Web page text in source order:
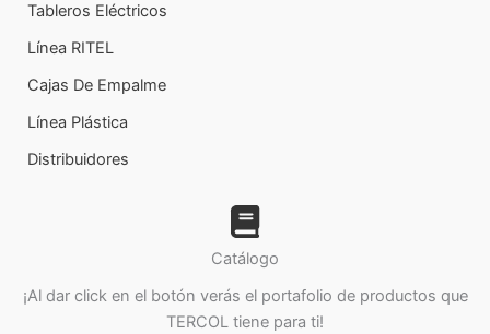
Tableros Eléctricos
Línea RITEL
Cajas De Empalme
Línea Plástica
Distribuidores
Catálogo
¡Al dar click en el botón verás el portafolio de productos que
TERCOL tiene para ti!